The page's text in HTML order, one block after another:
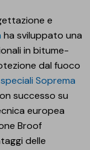
e
ha sviluppato una
in bitume-
dal fuoco
Soprema
successo su
europea
Broof
delle